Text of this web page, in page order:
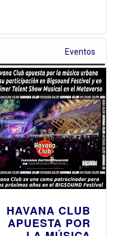
Eventos
HAVANA CLUB
APUESTA POR